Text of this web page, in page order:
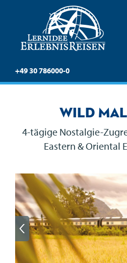
+49 30 786000-0
Wild
4-tägige Nostalgie-
Eastern & Oriental